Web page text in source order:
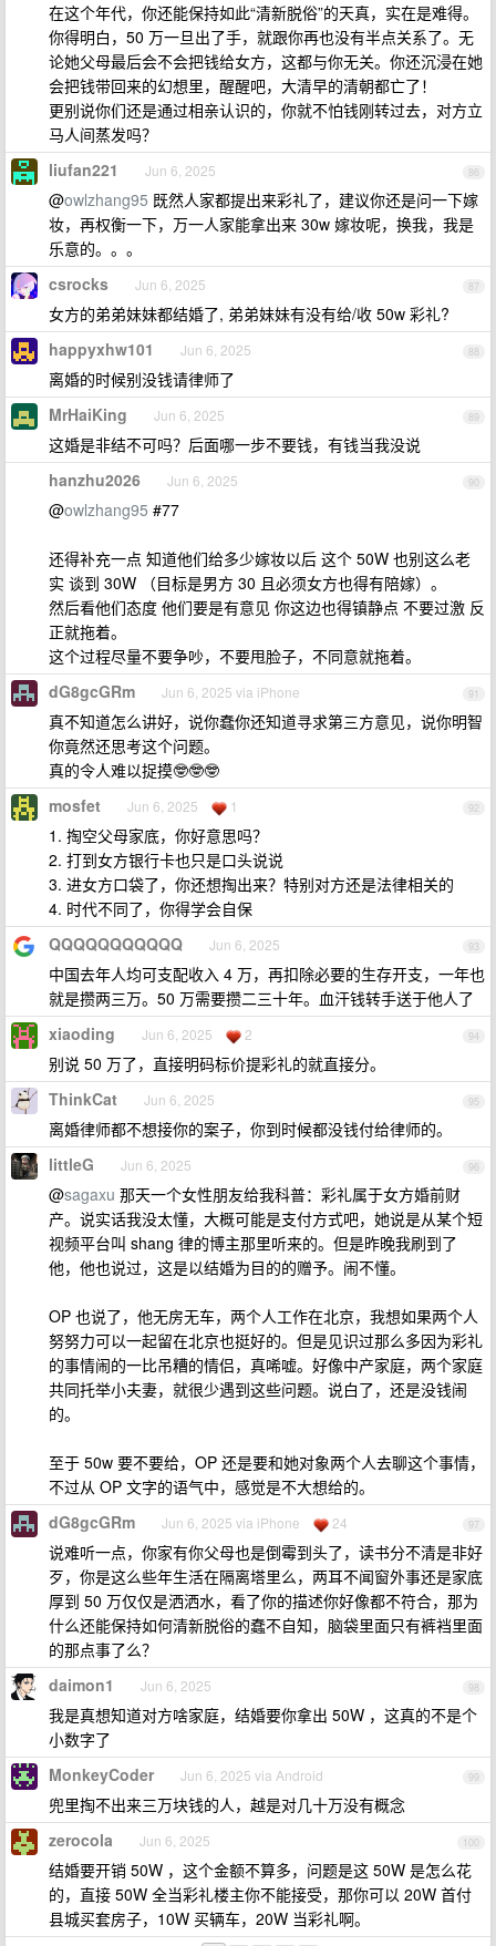
在这个年代，你还能保持如此“清新脱俗”的天真，实在是难得。
你得明白，50 万一旦出了手，就跟你再也没有半点关系了。无
论她父母最后会不会把钱给女方，这都与你无关。你还沉浸在她
会把钱带回来的幻想里，醒醒吧，大清早的清朝都亡了！
更别说你们还是通过相亲认识的，你就不怕钱刚转过去，对方立
马人间蒸发吗？
86
liufan221 Jun 6, 2025
@owlzhang95 既然人家都提出来彩礼了，建议你还是问一下嫁
妆，再权衡一下，万一人家能拿出来 30w 嫁妆呢，换我，我是
乐意的。。。
87
csrocks Jun 6, 2025
女方的弟弟妹妹都结婚了, 弟弟妹妹有没有给/收 50w 彩礼?
88
happyxhw101 Jun 6, 2025
离婚的时候别没钱请律师了
89
MrHaiKing Jun 6, 2025
这婚是非结不可吗？后面哪一步不要钱，有钱当我没说
90
hanzhu2026 Jun 6, 2025
@owlzhang95 #77
还得补充一点 知道他们给多少嫁妆以后 这个 50W 也别这么老
实 谈到 30W （目标是男方 30 且必须女方也得有陪嫁）。
然后看他们态度 他们要是有意见 你这边也得镇静点 不要过激 反
正就拖着。
这个过程尽量不要争吵，不要甩脸子，不同意就拖着。
91
dG8gcGRm Jun 6, 2025 via iPhone
真不知道怎么讲好，说你蠢你还知道寻求第三方意见，说你明智
你竟然还思考这个问题。
真的令人难以捉摸🤓🤓🤓
92
mosfet Jun 6, 2025 1
1. 掏空父母家底，你好意思吗？
2. 打到女方银行卡也只是口头说说
3. 进女方口袋了，你还想掏出来？特别对方还是法律相关的
4. 时代不同了，你得学会自保
93
QQQQQQQQQQQ Jun 6, 2025
中国去年人均可支配收入 4 万，再扣除必要的生存开支，一年也
就是攒两三万。50 万需要攒二三十年。血汗钱转手送于他人了
94
xiaoding Jun 6, 2025 2
别说 50 万了，直接明码标价提彩礼的就直接分。
95
ThinkCat Jun 6, 2025
离婚律师都不想接你的案子，你到时候都没钱付给律师的。
96
littleG Jun 6, 2025
@sagaxu 那天一个女性朋友给我科普：彩礼属于女方婚前财
产。说实话我没太懂，大概可能是支付方式吧，她说是从某个短
视频平台叫 shang 律的博主那里听来的。但是昨晚我刷到了
他，他也说过，这是以结婚为目的的赠予。闹不懂。
OP 也说了，他无房无车，两个人工作在北京，我想如果两个人
努努力可以一起留在北京也挺好的。但是见识过那么多因为彩礼
的事情闹的一比吊糟的情侣，真唏嘘。好像中产家庭，两个家庭
共同托举小夫妻，就很少遇到这些问题。说白了，还是没钱闹
的。
至于 50w 要不要给，OP 还是要和她对象两个人去聊这个事情，
不过从 OP 文字的语气中，感觉是不大想给的。
97
dG8gcGRm Jun 6, 2025 via iPhone 24
说难听一点，你家有你父母也是倒霉到头了，读书分不清是非好
歹，你是这么些年生活在隔离塔里么，两耳不闻窗外事还是家底
厚到 50 万仅仅是洒洒水，看了你的描述你好像都不符合，那为
什么还能保持如何清新脱俗的蠢不自知，脑袋里面只有裤裆里面
的那点事了么？
98
daimon1 Jun 6, 2025
我是真想知道对方啥家庭，结婚要你拿出 50W ，这真的不是个
小数字了
99
MonkeyCoder Jun 6, 2025 via Android
兜里掏不出来三万块钱的人，越是对几十万没有概念
100
zerocola Jun 6, 2025
结婚要开销 50W ，这个金额不算多，问题是这 50W 是怎么花
的，直接 50W 全当彩礼楼主你不能接受，那你可以 20W 首付
县城买套房子，10W 买辆车，20W 当彩礼啊。